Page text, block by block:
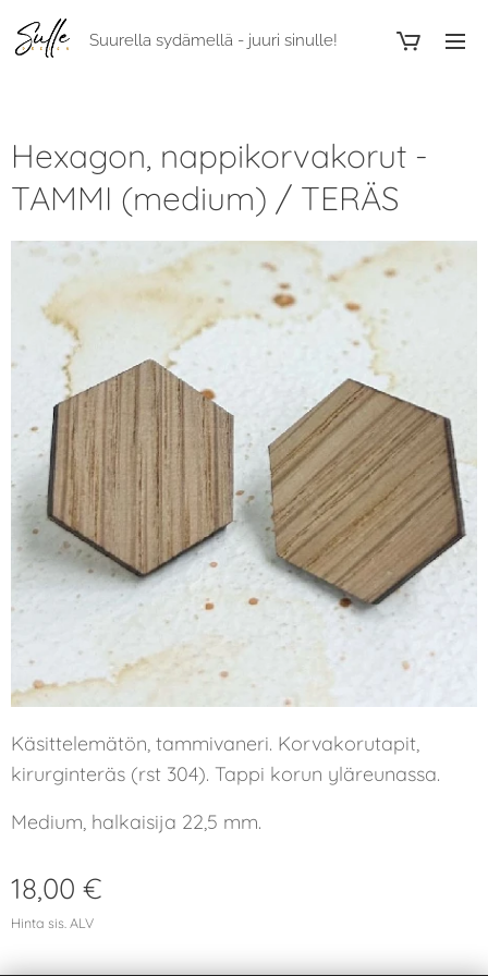
Suurella sydämellä - juuri sinulle!
Hexagon, nappikorvakorut -
TAMMI (medium) / TERÄS
Käsittelemätön, tammivaneri. Korvakorutapit,
kirurginteräs (rst 304). Tappi korun yläreunassa.
Medium, halkaisija 22,5 mm.
18,00 €
Hinta sis. ALV